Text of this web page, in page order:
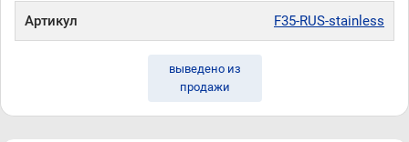
Артикул
F35-RUS-stainless
выведено из
продажи